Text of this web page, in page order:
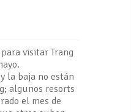
visitar Trang
la baja no están
algunos resorts
el mes de